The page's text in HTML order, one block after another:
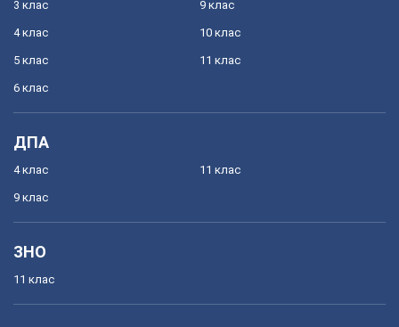
3 клас
4 клас
5 клас
6 клас
9 клас
10 клас
11 клас
ДПА
4 клас
9 клас
11 клас
ЗНО
11 клас